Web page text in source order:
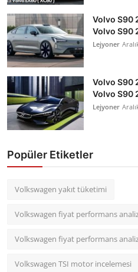
Volvo S90
Volvo S90
Lejyoner
Volvo S90
Volvo S90
Lejyoner
Popüler Etiketler
Volkswagen yakıt tüketimi
Volkswagen fiyat performans
Volkswagen fiyat performans
Volkswagen TSI motor incelemesi